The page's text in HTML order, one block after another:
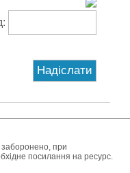
заборонено, при
посилання на ресурс.